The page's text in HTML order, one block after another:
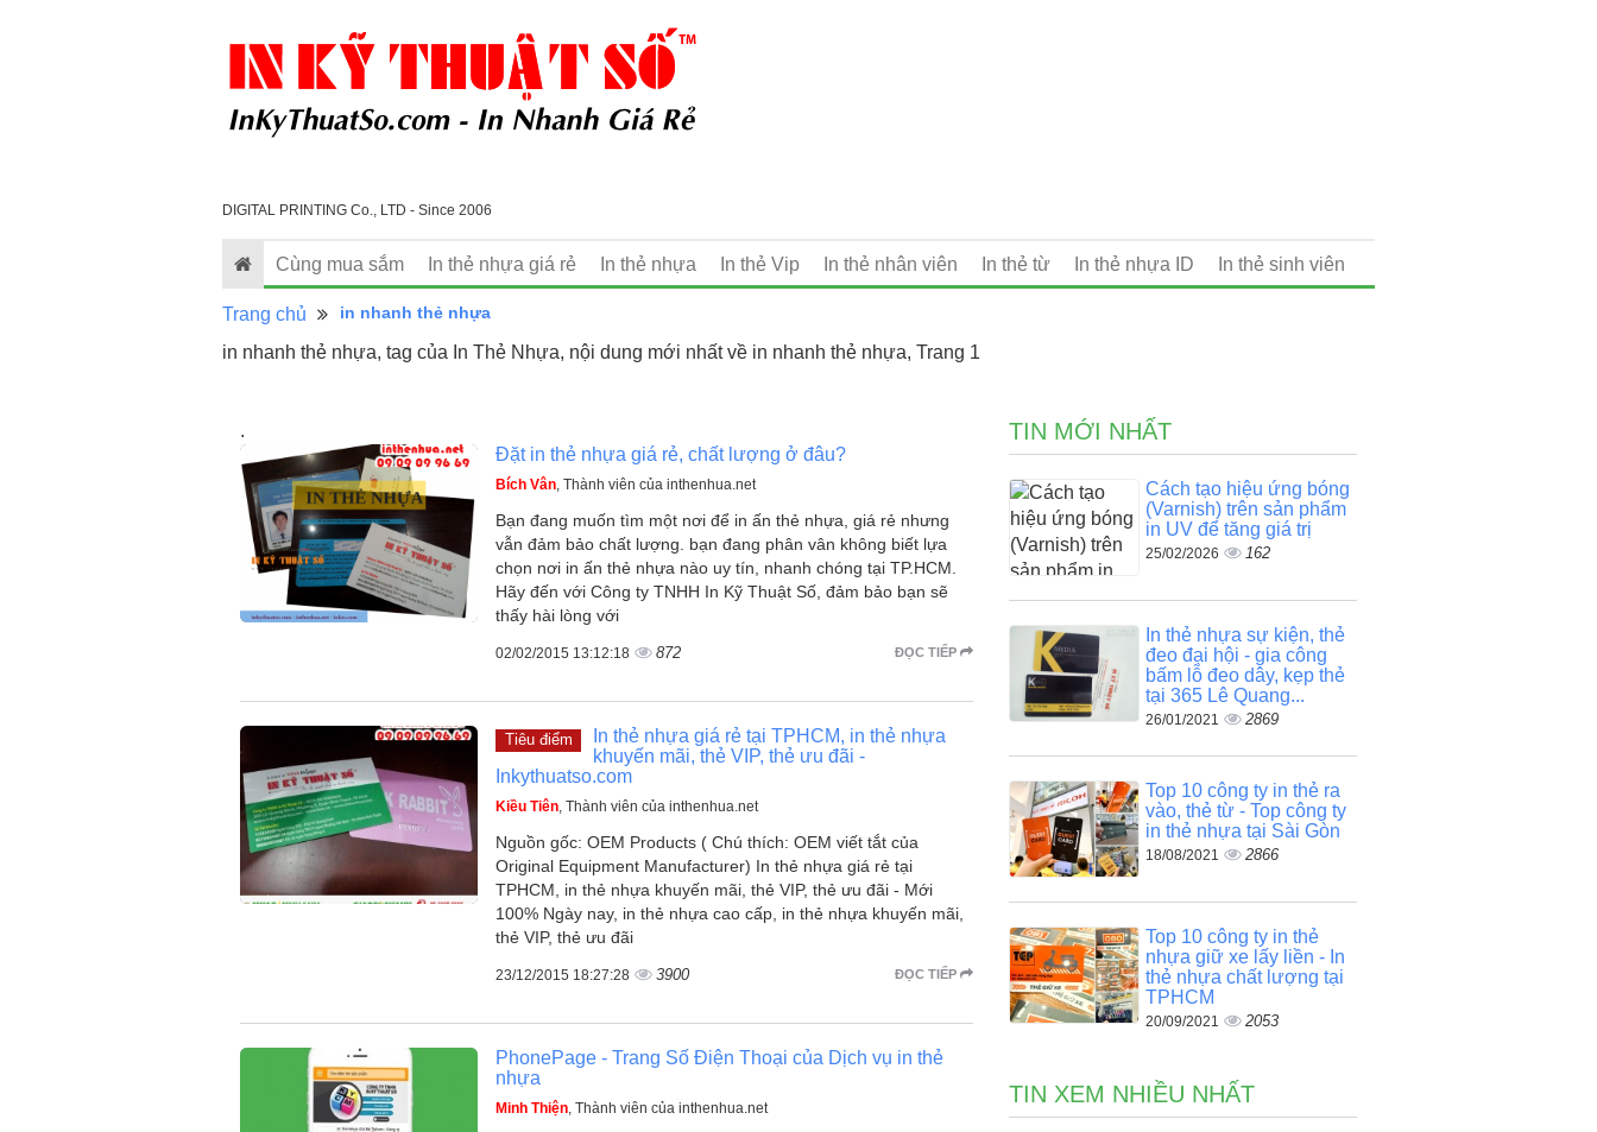
DIGITAL PRINTING Co., LTD - Since 2006
Cùng mua sắm In thẻ nhựa giá rẻ In thẻ nhựa In thẻ Vip In thẻ nhân viên In thẻ từ In thẻ nhựa ID In thẻ sinh viên
Trang chủ in nhanh thẻ nhựa
in nhanh thẻ nhựa, tag của In Thẻ Nhựa, nội dung mới nhất về in nhanh thẻ nhựa, Trang 1
.
Đặt in thẻ nhựa giá rẻ, chất lượng ở đâu?
Bích Vân , Thành viên của inthenhua.net
Bạn đang muốn tìm một nơi để in ấn thẻ nhựa, giá rẻ nhưng
vẫn đảm bảo chất lượng. bạn đang phân vân không biết lựa
chọn nơi in ấn thẻ nhựa nào uy tín, nhanh chóng tại TP.HCM.
Hãy đến với Công ty TNHH In Kỹ Thuật Số, đảm bảo bạn sẽ
thấy hài lòng với
ĐỌC TIẾP
02/02/2015 13:12:18 872
Tiêu điểm
In thẻ nhựa giá rẻ tại TPHCM, in thẻ nhựa
khuyến mãi, thẻ VIP, thẻ ưu đãi -
Inkythuatso.com
Kiều Tiên , Thành viên của inthenhua.net
Nguồn gốc: OEM Products ( Chú thích: OEM viết tắt của
Original Equipment Manufacturer) In thẻ nhựa giá rẻ tại
TPHCM, in thẻ nhựa khuyến mãi, thẻ VIP, thẻ ưu đãi - Mới
100% Ngày nay, in thẻ nhựa cao cấp, in thẻ nhựa khuyến mãi,
thẻ VIP, thẻ ưu đãi
ĐỌC TIẾP
23/12/2015 18:27:28 3900
PhonePage - Trang Số Điện Thoại của Dịch vụ in thẻ
nhựa
Minh Thiện , Thành viên của inthenhua.net
TIN MỚI NHẤT
Cách tạo hiệu ứng bóng
(Varnish) trên sản phẩm
in UV để tăng giá trị
25/02/2026 162
In thẻ nhựa sự kiện, thẻ
đeo đại hội - gia công
bấm lỗ đeo dây, kẹp thẻ
tại 365 Lê Quang...
26/01/2021 2869
Top 10 công ty in thẻ ra
vào, thẻ từ - Top công ty
in thẻ nhựa tại Sài Gòn
18/08/2021 2866
Top 10 công ty in thẻ
nhựa giữ xe lấy liền - In
thẻ nhựa chất lượng tại
TPHCM
20/09/2021 2053
TIN XEM NHIỀU NHẤT